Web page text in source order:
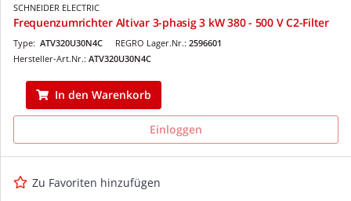
SCHNEIDER ELECTRIC
Frequenzumrichter Altivar 3-phasig 3 kW 380 - 500 V C2-Filter
REGRO Lager.Nr.: 2596601
Type: ATV320U30N4C
Hersteller-Art.Nr.: ATV320U30N4C
In den Warenkorb
Einloggen
Zu Favoriten hinzufügen